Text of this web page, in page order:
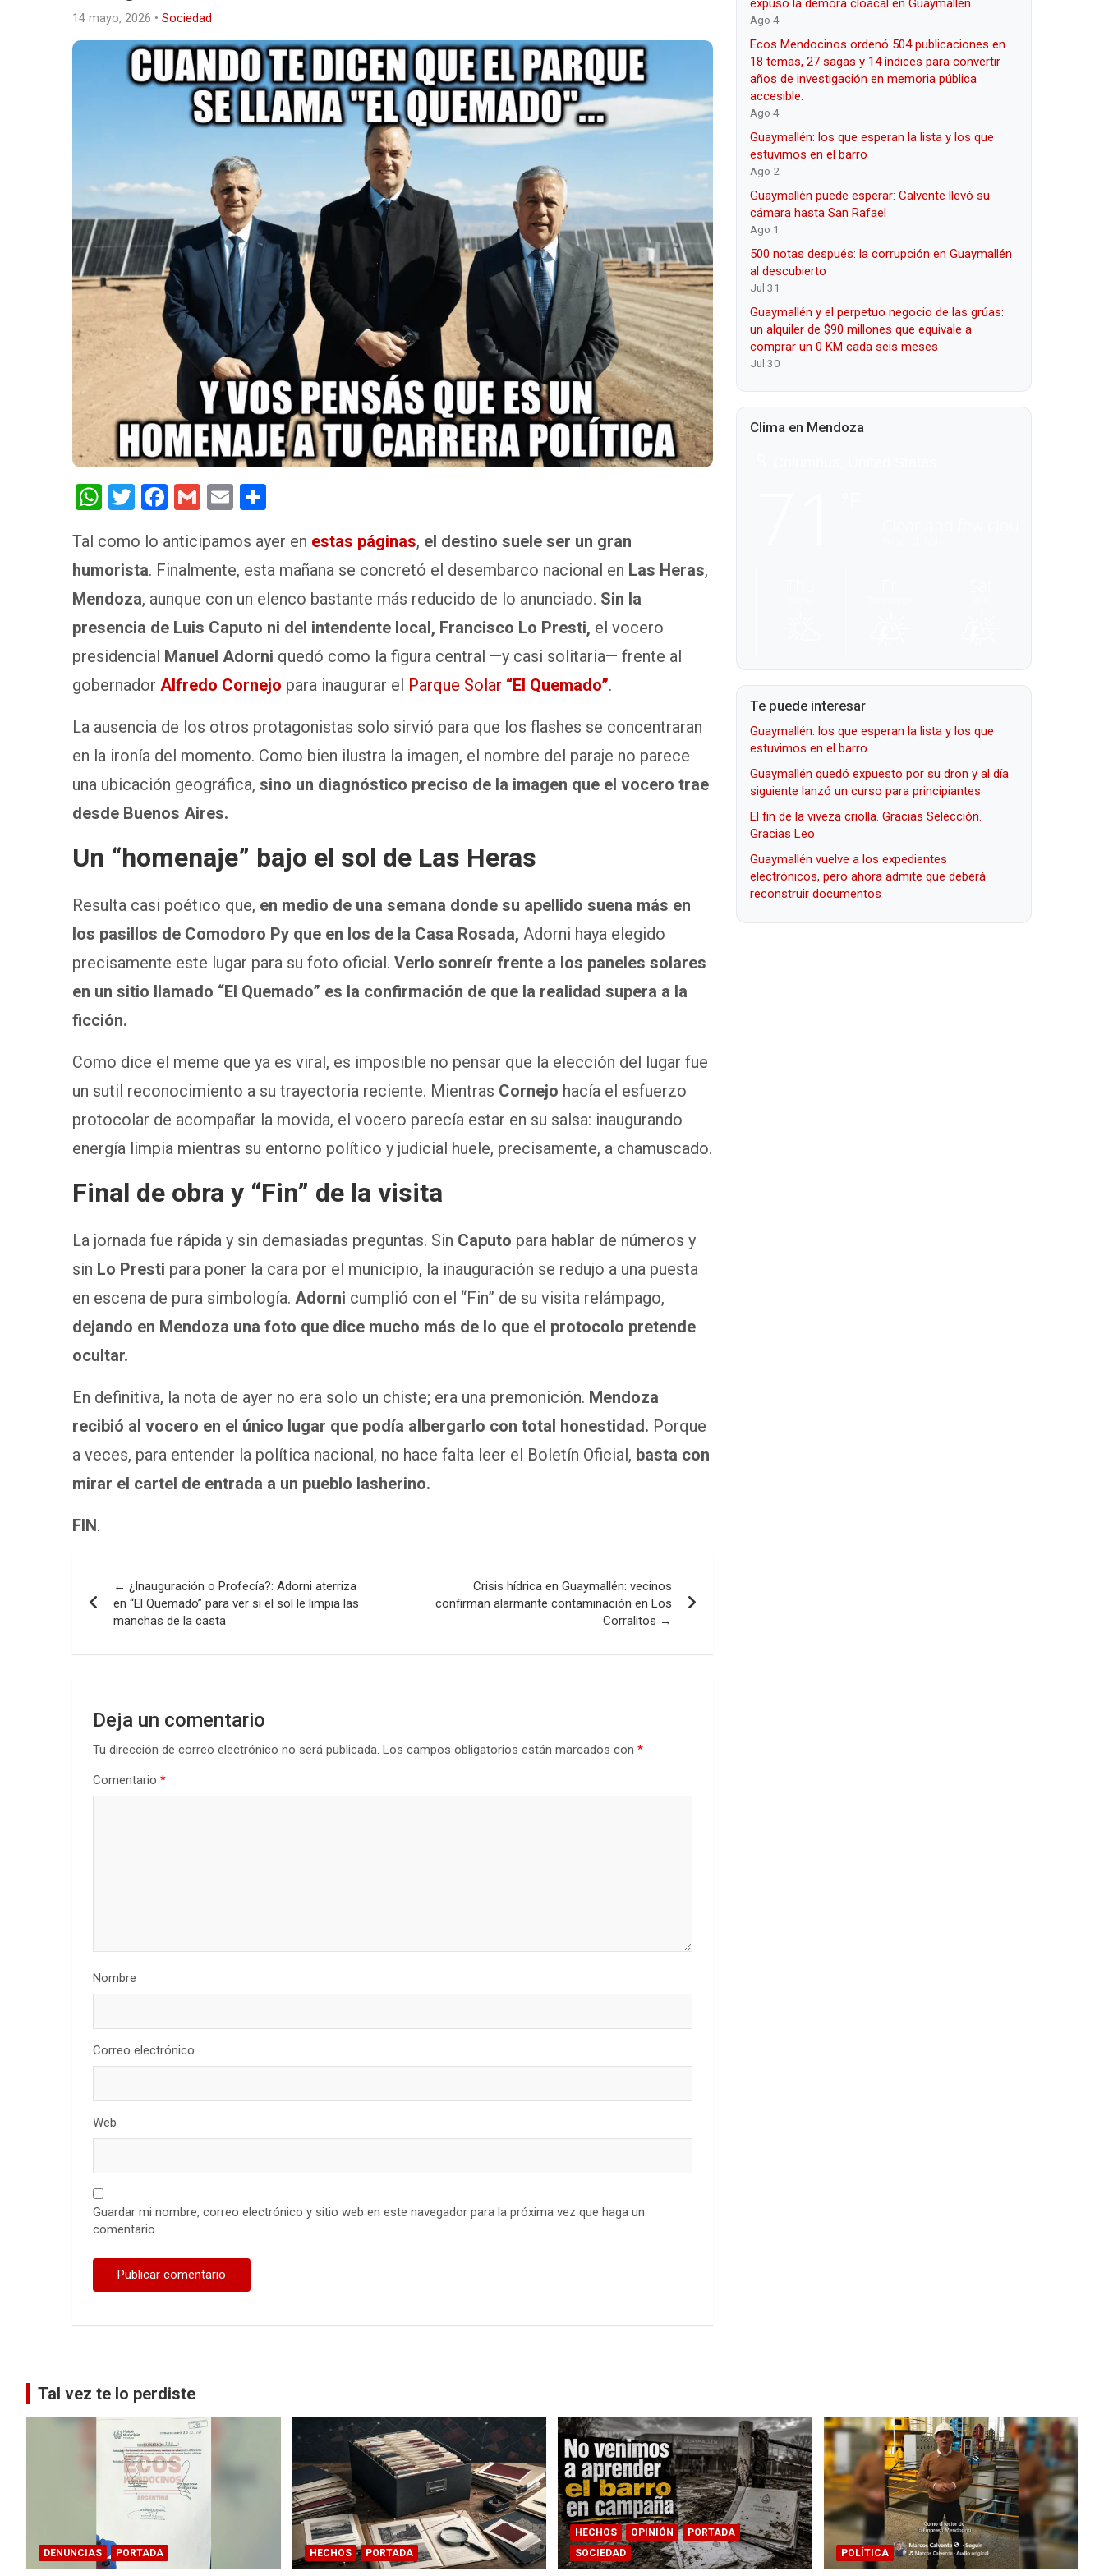
14 mayo, 2026 • Sociedad
W
at
s
A
p
p
T
tt
er
F
ce
b
o
o
k
G
ail
E
ail ar
e
Tal como lo anticipamos ayer en estas páginas, el destino suele ser un gran
humorista. Finalmente, esta mañana se concretó el desembarco nacional en Las Heras,
Mendoza, aunque con un elenco bastante más reducido de lo anunciado. Sin la
presencia de Luis Caputo ni del intendente local, Francisco Lo Presti, el vocero
presidencial Manuel Adorni quedó como la figura central —y casi solitaria— frente al
gobernador Alfredo Cornejo para inaugurar el Parque Solar “El Quemado”.
La ausencia de los otros protagonistas solo sirvió para que los flashes se concentraran
en la ironía del momento. Como bien ilustra la imagen, el nombre del paraje no parece
una ubicación geográfica, sino un diagnóstico preciso de la imagen que el vocero trae
desde Buenos Aires.
Un “homenaje” bajo el sol de Las Heras
Resulta casi poético que, en medio de una semana donde su apellido suena más en
los pasillos de Comodoro Py que en los de la Casa Rosada, Adorni haya elegido
precisamente este lugar para su foto oficial. Verlo sonreír frente a los paneles solares
en un sitio llamado “El Quemado” es la confirmación de que la realidad supera a la
ficción.
Como dice el meme que ya es viral, es imposible no pensar que la elección del lugar fue
un sutil reconocimiento a su trayectoria reciente. Mientras Cornejo hacía el esfuerzo
protocolar de acompañar la movida, el vocero parecía estar en su salsa: inaugurando
energía limpia mientras su entorno político y judicial huele, precisamente, a chamuscado.
Final de obra y “Fin” de la visita
La jornada fue rápida y sin demasiadas preguntas. Sin Caputo para hablar de números y
sin Lo Presti para poner la cara por el municipio, la inauguración se redujo a una puesta
en escena de pura simbología. Adorni cumplió con el “Fin” de su visita relámpago,
dejando en Mendoza una foto que dice mucho más de lo que el protocolo pretende
ocultar.
En definitiva, la nota de ayer no era solo un chiste; era una premonición. Mendoza
recibió al vocero en el único lugar que podía albergarlo con total honestidad. Porque
a veces, para entender la política nacional, no hace falta leer el Boletín Oficial, basta con
mirar el cartel de entrada a un pueblo lasherino.
FIN.
de
← ¿Inauguración o Profecía?: Adorni aterriza
en “El Quemado” para ver si el sol le limpia las
manchas de la casta
Crisis hídrica en Guaymallén: vecinos
confirman alarmante contaminación en Los
Corralitos →
Deja un comentario
Tu dirección de correo electrónico no será publicada. Los campos obligatorios están marcados con *
Comentario *
Nombre
Correo electrónico
Web
Guardar mi nombre, correo electrónico y sitio web en este navegador para la próxima vez que haga un
comentario.
expuso la demora cloacal en Guaymallén
Ago 4
Ecos Mendocinos ordenó 504 publicaciones en
18 temas, 27 sagas y 14 índices para convertir
años de investigación en memoria pública
accesible.
Ago 4
Guaymallén: los que esperan la lista y los que
estuvimos en el barro
Ago 2
Guaymallén puede esperar: Calvente llevó su
cámara hasta San Rafael
Ago 1
500 notas después: la corrupción en Guaymallén
al descubierto
Jul 31
Guaymallén y el perpetuo negocio de las grúas:
un alquiler de $90 millones que equivale a
comprar un 0 KM cada seis meses
Jul 30
Clima en Mendoza
Te puede interesar
Guaymallén: los que esperan la lista y los que
estuvimos en el barro
Guaymallén quedó expuesto por su dron y al día
siguiente lanzó un curso para principiantes
El fin de la viveza criolla. Gracias Selección.
Gracias Leo
Guaymallén vuelve a los expedientes
electrónicos, pero ahora admite que deberá
reconstruir documentos
Tal vez te lo perdiste
DENUNCIAS PORTADA HECHOS PORTADA
HECHOS OPINIÓN
PORTADA
SOCIEDAD
POLÍTICA